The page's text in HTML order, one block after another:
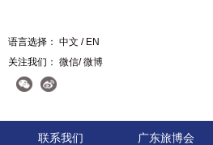
语言选择： 中文 / EN
关注我们： 微信/微博
联系我们 广东旅博会